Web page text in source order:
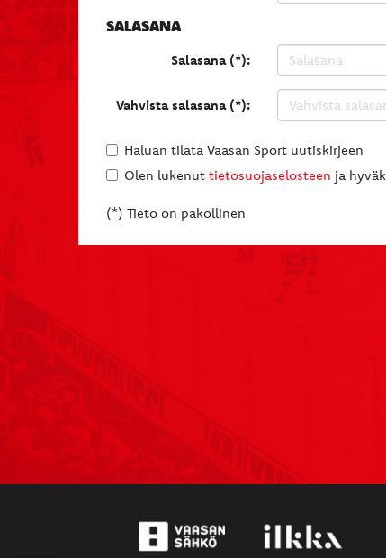
SALASANA
Salasana (*):
Vahvista salasana (*):
Haluan tilata Vaasan Sport uutiskirjeen
Olen lukenut tietosuojaselosteen ja
(*) Tieto on pakollinen